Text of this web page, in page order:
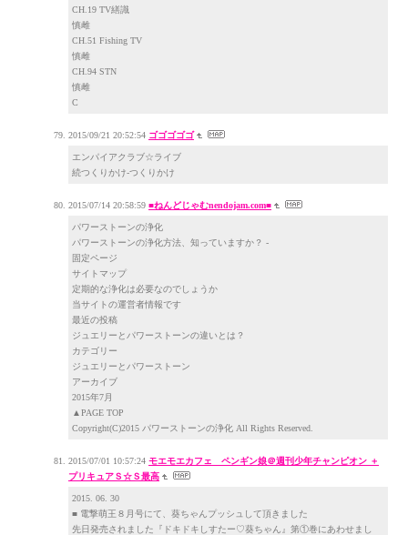
CH.19 TV繕識
慎雌
CH.51 Fishing TV
慎雌
CH.94 STN
慎雌
C
2015/09/21 20:52:54 ゴゴゴゴゴ
エンパイアクラブ☆ライブ
続つくりかけ-つくりかけ
2015/07/14 20:58:59 ■ねんどじゃむnendojam.com■
パワーストーンの浄化
パワーストーンの浄化方法、知っていますか？ -
固定ページ
サイトマップ
定期的な浄化は必要なのでしょうか
当サイトの運営者情報です
最近の投稿
ジュエリーとパワーストーンの違いとは？
カテゴリー
ジュエリーとパワーストーン
アーカイブ
2015年7月
▲PAGE TOP
Copyright(C)2015 パワーストーンの浄化 All Rights Reserved.
2015/07/01 10:57:24 モエモエカフェ ペンギン娘＠週刊少年チャンピオン ＋
プリキュアＳ☆Ｓ最高
2015. 06. 30
■ 電撃萌王８月号にて、葵ちゃんプッシュして頂きました
先日発売されました『ドキドキしすたー♡葵ちゃん』第①巻にあわせまし